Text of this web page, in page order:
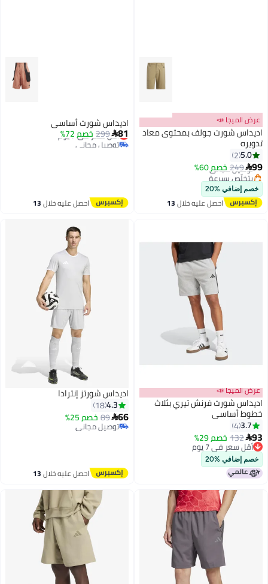
عرض الميجا 📣
اديداس شورت جولف بمحتوى معاد
تدويره
5.0
2
99
249 خصم 60%
توصيل مجاني
بتخلّص بسرعة
توصيل مجاني
خصم إضافي %20
احصل عليه خلال13
اديداس شورت أساسي
81
299 خصم 72%
أقل سعر في 7 يوم
توصيل مجاني
أقل سعر في 7 يوم
احصل عليه خلال13
عرض الميجا 📣
اديداس شورت فرنش تيري بثلاث
خطوط أساسي
3.7
4
93
132 خصم 29%
أقل سعر في 7 يوم
أقل سعر في 7 يوم
خصم إضافي %20
6
اديداس شورتز إنترادا
4.3
18
66
89 خصم 25%
توصيل مجاني
توصيل مجاني
احصل عليه خلال13